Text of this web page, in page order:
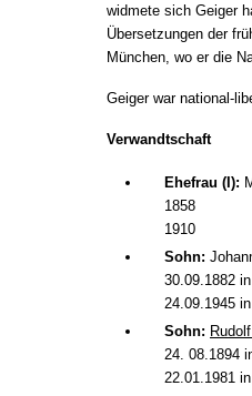
widmete sich Geiger
Übersetzungen der
München, wo er die
Geiger war national-
Verwandtschaft
Ehefrau (I):
1858
1910
Sohn:
30.09.1882
24.09.1945
Sohn: Rudolf
24. 08.1894
22.01.1981